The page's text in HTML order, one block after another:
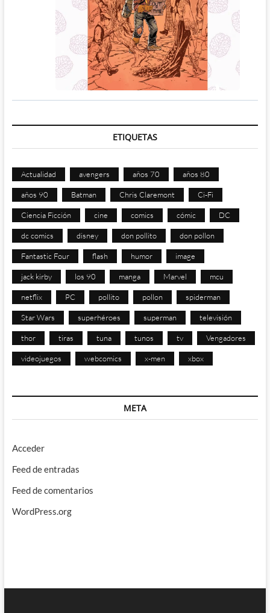
ETIQUETAS
Actualidad avengers años 70 años 80
años 90 Batman Chris Claremont Ci-Fi
Ciencia Ficción cine comics cómic DC
dc comics disney don pollito don pollon
Fantastic Four flash humor image
jack kirby los 90 manga Marvel mcu
netflix PC pollito pollon spiderman
Star Wars superhéroes superman televisión
thor tiras tuna tunos tv Vengadores
videojuegos webcomics x-men xbox
META
Acceder
Feed de entradas
Feed de comentarios
WordPress.org